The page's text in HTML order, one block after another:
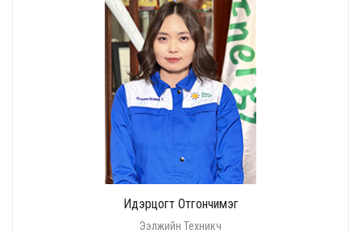
Идэрцогт Отгончимэг
Ээлжийн Техникч